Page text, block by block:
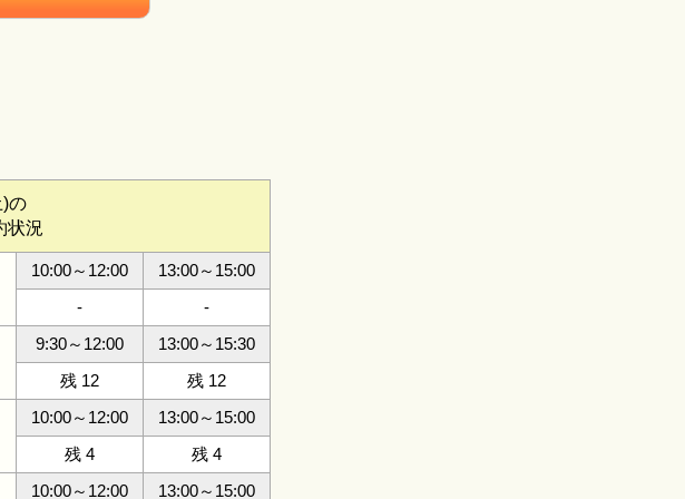
の
状況
10:00～12:00
13:00～15:00
-
-
9:30～12:00
13:00～15:30
残 12
残 12
10:00～12:00
13:00～15:00
残 4
残 4
10:00～12:00 13:00～15:00